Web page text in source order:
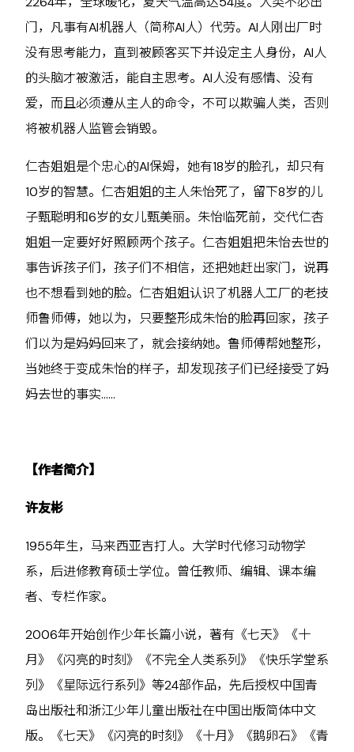
门，凡事有AI机器人（简称AI人）代劳。AI人刚出厂时
没有思考能力，直到被顾客买下并设定主人身份，AI人
的头脑才被激活，能自主思考。AI人没有感情、没有
爱，而且必须遵从主人的命令，不可以欺骗人类，否则
将被机器人监管会销毁。
仁杏姐姐是个忠心的AI保姆，她有18岁的脸孔，却只有
10岁的智慧。仁杏姐姐的主人朱怡死了，留下8岁的儿
子甄聪明和6岁的女儿甄美丽。朱怡临死前，交代仁杏
姐姐一定要好好照顾两个孩子。仁杏姐姐把朱怡去世的
事告诉孩子们，孩子们不相信，还把她赶出家门，说再
也不想看到她的脸。仁杏姐姐认识了机器人工厂的老技
师鲁师傅，她以为，只要整形成朱怡的脸再回家，孩子
们以为是妈妈回来了，就会接纳她。鲁师傅帮她整形，
当她终于变成朱怡的样子，却发现孩子们已经接受了妈
妈去世的事实……
【作者简介】
许友彬
1955年生，马来西亚吉打人。大学时代修习动物学
系，后进修教育硕士学位。曾任教师、编辑、课本编
者、专栏作家。
2006年开始创作少年长篇小说，著有《七天》《十
月》《闪亮的时刻》《不完全人类系列》《快乐学堂系
列》《星际远行系列》等24部作品，先后授权中国青
岛出版社和浙江少年儿童出版社在中国出版简体中文
版。《七天》《闪亮的时刻》《十月》《鹅卵石》《青